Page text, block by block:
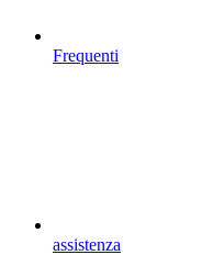
Frequenti
assistenza